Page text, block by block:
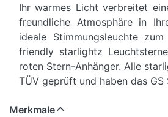
Ihr warmes Licht verbreitet
freundliche Atmosphäre in
ideale Stimmungsleuchte
friendly starlightz
roten Stern-Anhänger. Alle
TÜV geprüft und haben das GS
Merkmale